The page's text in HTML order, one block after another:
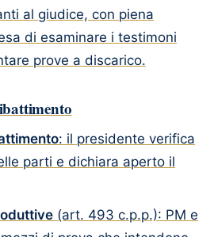
al giudice, con piena
di esaminare i testimoni
prove a discarico.
: il presidente verifica
parti e dichiara aperto il
(art. 493 c.p.p.): PM e